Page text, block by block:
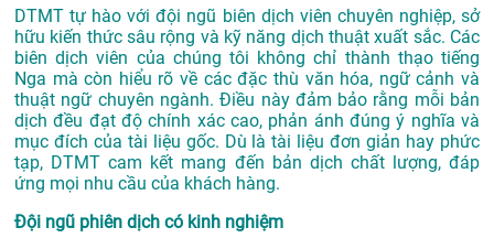
DTMT tự hào với đội ngũ biên dịch viên chuyên nghiệp, sở
hữu kiến thức sâu rộng và kỹ năng dịch thuật xuất sắc. Các
biên dịch viên của chúng tôi không chỉ thành thạo tiếng
Nga mà còn hiểu rõ về các đặc thù văn hóa, ngữ cảnh và
thuật ngữ chuyên ngành. Điều này đảm bảo rằng mỗi bản
dịch đều đạt độ chính xác cao, phản ánh đúng ý nghĩa và
mục đích của tài liệu gốc. Dù là tài liệu đơn giản hay phức
tạp, DTMT cam kết mang đến bản dịch chất lượng, đáp
ứng mọi nhu cầu của khách hàng.
Đội ngũ phiên dịch có kinh nghiệm